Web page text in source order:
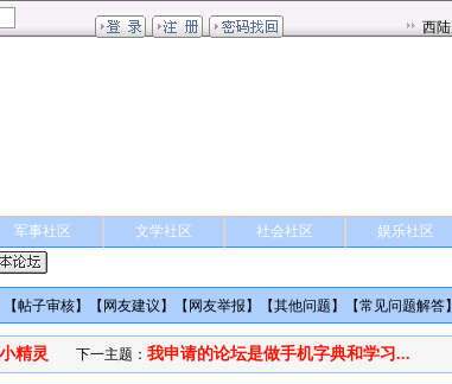
军事社区 文学社区 社会社区 娱乐社区
帖子审核】【 网友建议 】【 网友举报 】【其他问题 】【常见问题解答】
精灵 下一主题：我申请的论坛是做手机字典和学习...